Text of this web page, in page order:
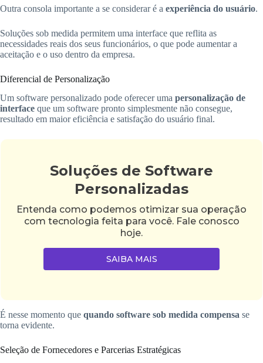
Outra consola importante a se considerar é a experiência do usuário.
Soluções sob medida permitem uma interface que reflita as
necessidades reais dos seus funcionários, o que pode aumentar a
aceitação e o uso dentro da empresa.
Diferencial de Personalização
Um software personalizado pode oferecer uma personalização de
interface que um software pronto simplesmente não consegue,
resultado em maior eficiência e satisfação do usuário final.
Soluções de Software
Personalizadas
Entenda como podemos otimizar sua operação
com tecnologia feita para você. Fale conosco
hoje.
SAIBA MAIS
É nesse momento que quando software sob medida compensa se
torna evidente.
Seleção de Fornecedores e Parcerias Estratégicas